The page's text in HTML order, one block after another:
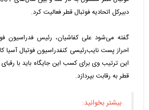
دبیرکل اتحادیه فوتبال قطر فعالیت کرد.
گفته می‌شود علی کفاشیان، رئیس فدراسیون
احراز پست نایب‌رئیسی کنفدراسیون فوتبال آسیا
این ترتیب وی برای کسب این جایگاه باید با رقبای
قطر به رقابت بپردازد.
بیشتر بخوانید: